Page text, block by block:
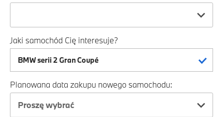
Jaki samochód Cię interesuje?
Planowana data zakupu nowego samochodu:
Proszę wybrać